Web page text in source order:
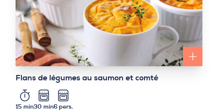
Flans de légumes au saumon et comté
15 min30 min6 pers.